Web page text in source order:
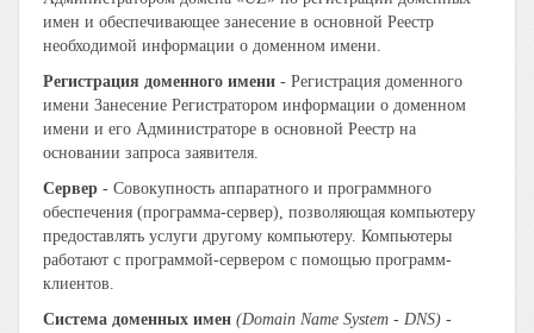
имен и обеспечивающее занесение в основной Реестр
необходимой информации о доменном имени.
Регистрация доменного имени - Регистрация доменного
имени Занесение Регистратором информации о доменном
имени и его Администраторе в основной Реестр на
основании запроса заявителя.
Сервер - Совокупность аппаратного и программного
обеспечения (программа-сервер), позволяющая компьютеру
предоставлять услуги другому компьютеру. Компьютеры
работают с программой-сервером с помощью программ-
клиентов.
Система доменных имен (Domain Name System - DNS) -